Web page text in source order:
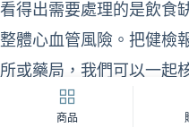
看得出需要處理的是飲食
整體心血管風險。把健檢
所或藥局，我們可以一起
商品